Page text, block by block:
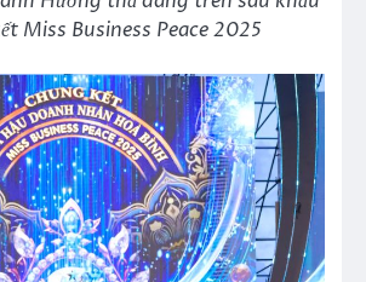
Miss Business Peace 2025